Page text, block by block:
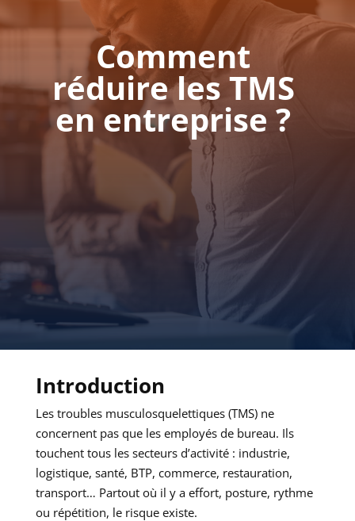
Comment
réduire les TMS
en entreprise ?
Introduction
Les troubles musculosquelettiques (TMS) ne
concernent pas que les employés de bureau. Ils
touchent tous les secteurs d’activité : industrie,
logistique, santé, BTP, commerce, restauration,
transport… Partout où il y a effort, posture, rythme
ou répétition, le risque existe.